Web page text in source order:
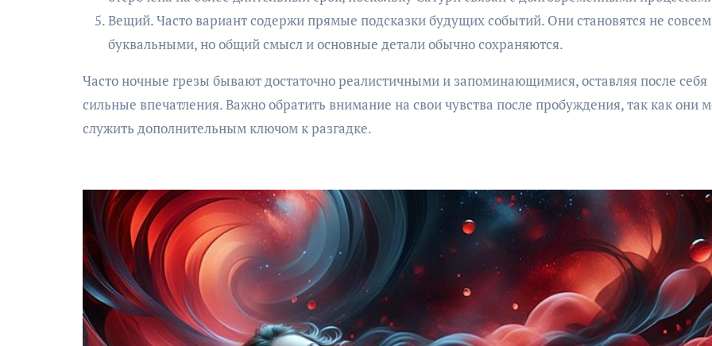
Вещий. Часто вариант содержи прямые подсказки будущих событий. Они становятся не совсем
буквальными, но общий смысл и основные детали обычно сохраняются.
Часто ночные грезы бывают достаточно реалистичными и запоминающимися, оставляя после себя
сильные впечатления. Важно обратить внимание на свои чувства после пробуждения, так как они
служить дополнительным ключом к разгадке.